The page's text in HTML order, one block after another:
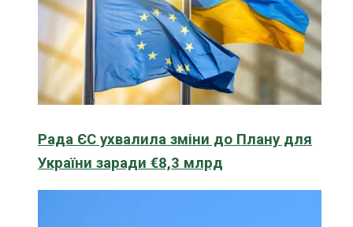
Рада ЄС ухвалила зміни до Плану для
України заради €8,3 млрд